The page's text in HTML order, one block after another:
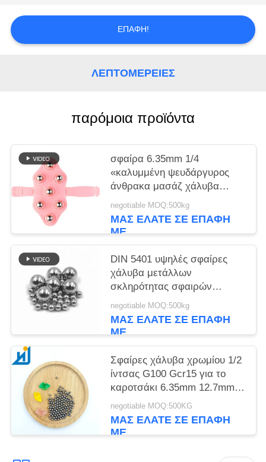
POLICY
ΕΠΑΦΉ!
ΛΕΠΤΟΜΈΡΕΙΕΣ
παρόμοια προϊόντα
σφαίρα 6.35mm 1/4
«καλυμμένη ψευδάργυρος
άνθρακα μασάζ χάλυβα
σφαιρών κυλώντας χάλυβα
μετάλλων
negotiable MOQ:500kg
ΜΑΣ ΕΛΆΤΕ ΣΕ ΕΠΑΦΉ
ΜΕ
DIN 5401 υψηλές σφαίρες
χάλυβα μετάλλων
σκληρότητας σφαιρών
ένσφαιρου τριβέα χάλυβα
χρωμίου 15mm 20mm G16
negotiable MOQ:500kg
ΜΑΣ ΕΛΆΤΕ ΣΕ ΕΠΑΦΉ
ΜΕ
Σφαίρες χάλυβα χρωμίου 1/2
ίντσας G100 Gcr15 για το
καροτσάκι 6.35mm 12.7mm
αγορών
negotiable MOQ:500KG
ΜΑΣ ΕΛΆΤΕ ΣΕ ΕΠΑΦΉ
ΜΕ